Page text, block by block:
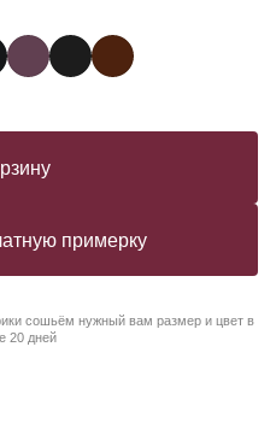
примерку
сошьём нужный вам размер и цвет в
20 дней